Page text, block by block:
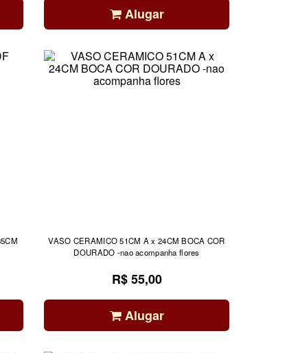
Alugar
VASO CERAMICO 51CM A x 24CM BOCA COR
DOURADO -nao acompanha flores
R$ 55,00
Alugar